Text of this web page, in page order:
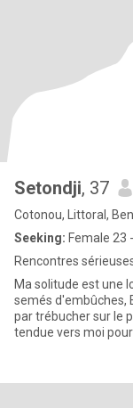
Setondji, 37
Cotonou, Littoral,
Seeking: Female 23
Rencontres
Ma solitude est une
semés d'embûches, Et à force de piétiner quelques cailloux je finis
par trébucher sur le